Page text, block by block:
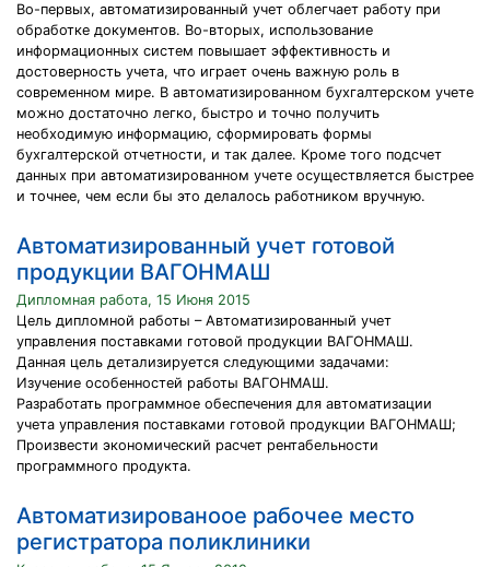
Во-первых, автоматизированный учет облегчает работу при
обработке документов. Во-вторых, использование
информационных систем повышает эффективность и
достоверность учета, что играет очень важную роль в
современном мире. В автоматизированном бухгалтерском учете
можно достаточно легко, быстро и точно получить
необходимую информацию, сформировать формы
бухгалтерской отчетности, и так далее. Кроме того подсчет
данных при автоматизированном учете осуществляется быстрее
и точнее, чем если бы это делалось работником вручную.
Автоматизированный учет готовой
продукции ВАГОНМАШ
Дипломная работа, 15 Июня 2015
Цель дипломной работы – Автоматизированный учет
управления поставками готовой продукции ВАГОНМАШ.
Данная цель детализируется следующими задачами:
Изучение особенностей работы ВАГОНМАШ.
Разработать программное обеспечения для автоматизации
учета управления поставками готовой продукции ВАГОНМАШ;
Произвести экономический расчет рентабельности
программного продукта.
Автоматизированоое рабочее место
регистратора поликлиники